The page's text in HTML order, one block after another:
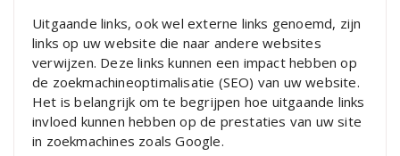
Uitgaande links, ook wel externe links genoemd, zijn
links op uw website die naar andere websites
verwijzen. Deze links kunnen een impact hebben op
de zoekmachineoptimalisatie (SEO) van uw website.
Het is belangrijk om te begrijpen hoe uitgaande links
invloed kunnen hebben op de prestaties van uw site
in zoekmachines zoals Google.